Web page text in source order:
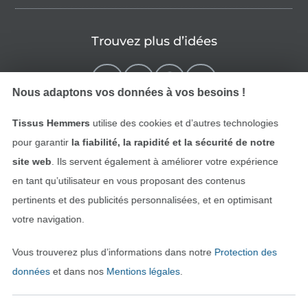
Trouvez plus d’idées
Deutsch
Nous adaptons vos données à vos besoins !
Tissus Hemmers utilise des cookies et d’autres technologies
pour garantir la fiabilité, la rapidité et la sécurité de notre
site web . Ils servent également à améliorer votre expérience
en tant qu’utilisateur en vous proposant des contenus
pertinents et des publicités personnalisées, et en optimisant
votre navigation.
Vous trouverez plus d’informations dans notre Protection des
donnéeset dans nos Mentions légales.